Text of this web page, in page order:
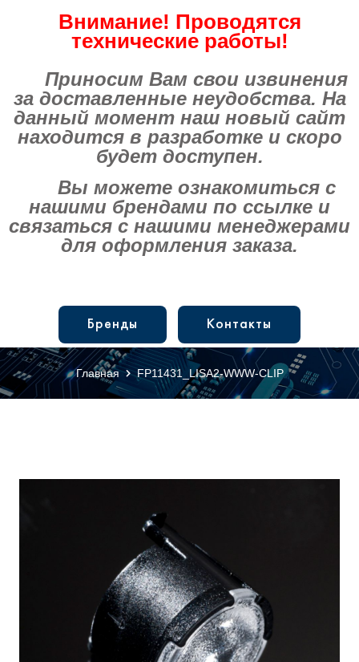
Внимание! Проводятся
технические работы!
Приносим Вам свои извинения
за доставленные неудобства. На
данный момент наш новый сайт
находится в разработке и скоро
будет доступен.
Вы можете ознакомиться с
нашими брендами по ссылке и
связаться с нашими менеджерами
для оформления заказа.
Бренды Контакты
Главная FP11431_LISA2-WWW-CLIP